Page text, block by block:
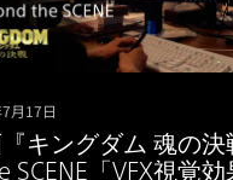
月17日
キングダム 魂の決
SCENE「VFX視覚効